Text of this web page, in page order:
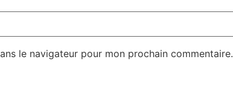
le navigateur pour mon prochain commentaire.